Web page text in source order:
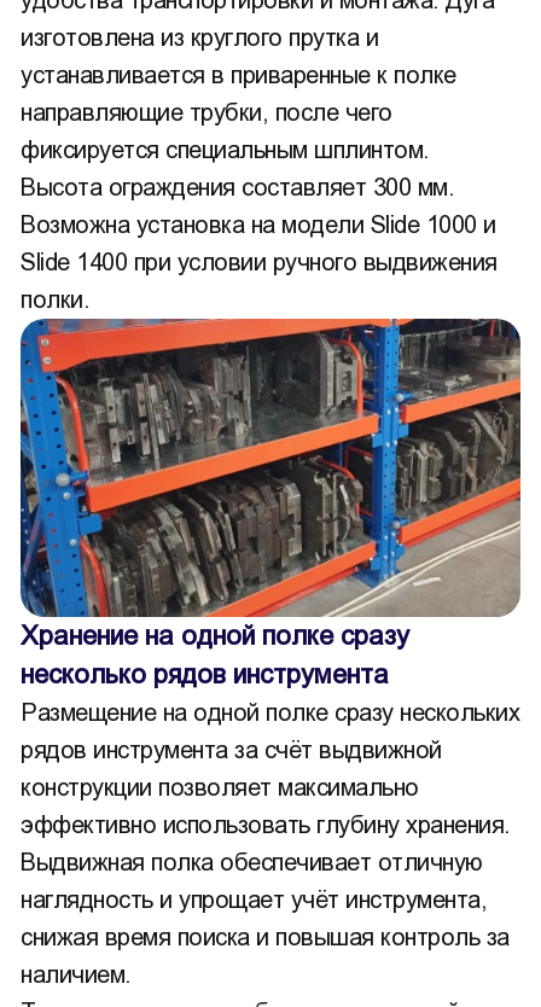
изготовлена из круглого прутка и
устанавливается в приваренные к полке
направляющие трубки, после чего
фиксируется специальным шплинтом.
Высота ограждения составляет 300 мм.
Возможна установка на модели Slide 1000 и
Slide 1400 при условии ручного выдвижения
полки.
Хранение на одной полке сразу
несколько рядов инструмента
Размещение на одной полке сразу нескольких
рядов инструмента за счёт выдвижной
конструкции позволяет максимально
эффективно использовать глубину хранения.
Выдвижная полка обеспечивает отличную
наглядность и упрощает учёт инструмента,
снижая время поиска и повышая контроль за
наличием.